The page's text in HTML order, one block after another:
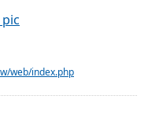
web/index.php